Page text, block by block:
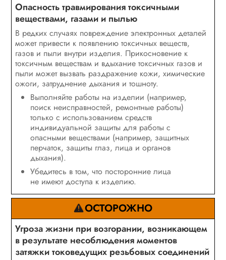
Опасность травмирования токсичными
веществами, газами и пылью
В редких случаях повреждение электронных деталей
может привести к появлению токсичных веществ,
газов и пыли внутри изделия. Прикосновение к
токсичным веществам и вдыхание токсичных газов и
пыли может вызвать раздражение кожи, химические
ожоги, затруднение дыхания и тошноту.
Выполняйте работы на изделии (например,
поиск неисправностей, ремонтные работы)
только с использованием средств
индивидуальной защиты для работы с
опасными веществами (например, защитных
перчаток, защиты глаз, лица и органов
дыхания).
Убедитесь в том, что посторонние лица
не имеют доступа к изделию.
ОСТОРОЖНО
Угроза жизни при возгорании, возникающем
в результате несоблюдения моментов
затяжки токоведущих резьбовых соединений